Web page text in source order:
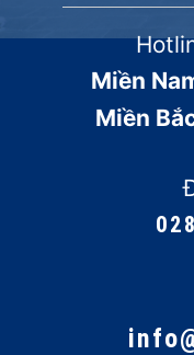
Miền
Miền